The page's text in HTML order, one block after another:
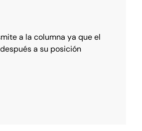
a la columna ya que el
a su posición